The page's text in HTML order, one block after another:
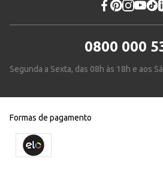
0800 000
Segunda a Sexta, das 08h às 18h e aos
Formas de pagamento